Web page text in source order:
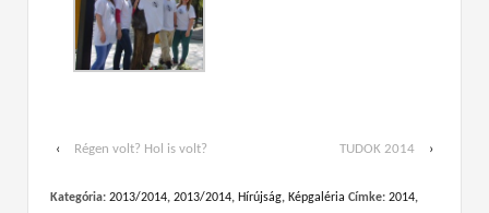
‹ Régen volt? Hol is volt? TUDOK 2014 ›
Kategória: 2013/2014, 2013/2014, Hírújság, Képgaléria Címke: 2014,